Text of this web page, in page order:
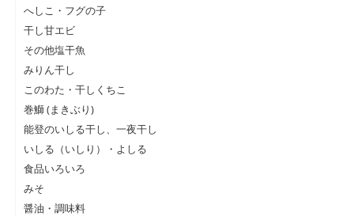
へしこ・フグの子
干し甘エビ
その他塩干魚
みりん干し
このわた・干しくちこ
巻鰤 (まきぶり)
能登のいしる干し、一夜干し
いしる（いしり）・よしる
食品いろいろ
みそ
醤油・調味料